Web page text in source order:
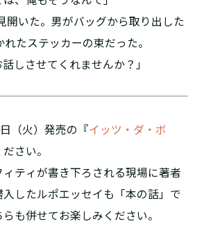
開いた。男がバッグから取り出した
たステッカーの束だった。
話しさせてくれませんか？」
（火）発売の『イッツ・ダ・ボ
さい。
ティが書き下ろされる現場に著者
したルポエッセイも「本の話」で
も併せてお楽しみください。